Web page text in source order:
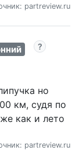
partreview.ru
но
км, судя по
как и лето
partreview.ru